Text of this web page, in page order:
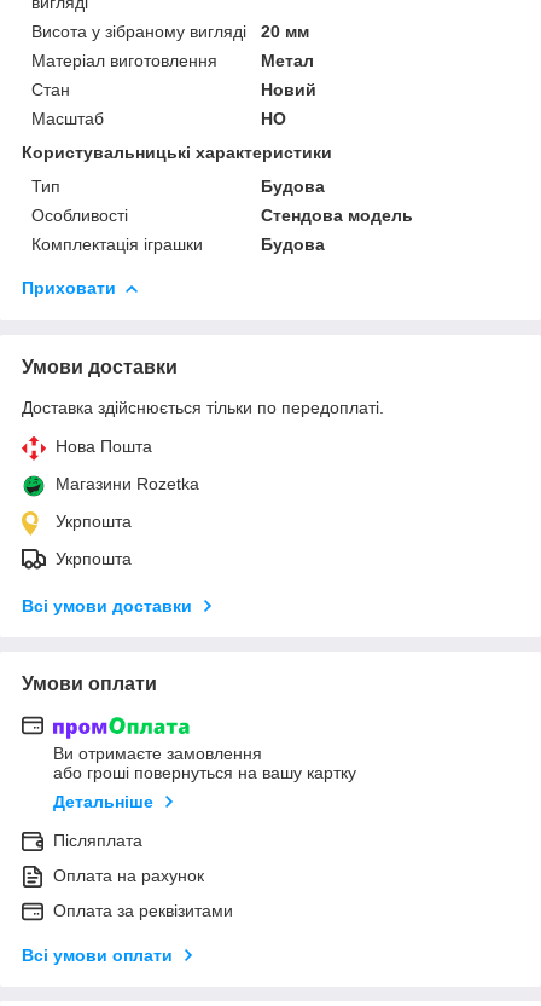
Висота у зібраному вигляді
20 мм
Матеріал виготовлення
Метал
Стан
Новий
Масштаб
HO
Користувальницькі характеристики
Тип
Будова
Особливості
Стендова модель
Комплектація іграшки
Будова
Приховати
Умови доставки
Доставка здійснюється тільки по передоплаті.
Нова Пошта
Магазини Rozetka
Укрпошта
Укрпошта
Всі умови доставки
Умови оплати
Ви отримаєте замовлення
або гроші повернуться на вашу картку
Детальніше
Післяплата
Оплата на рахунок
Оплата за реквізитами
Всі умови оплати